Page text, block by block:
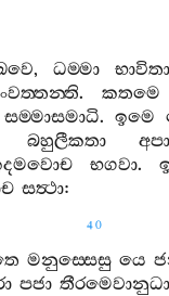
, ධම‍්මා භාවිතා
. කතමෙ
සම‍්මාසමාධි. ඉමෙ
බහුලීකතා
භගවා.
සත්‍ථා:
40
මනුස‍්සෙසු යෙ
පජා